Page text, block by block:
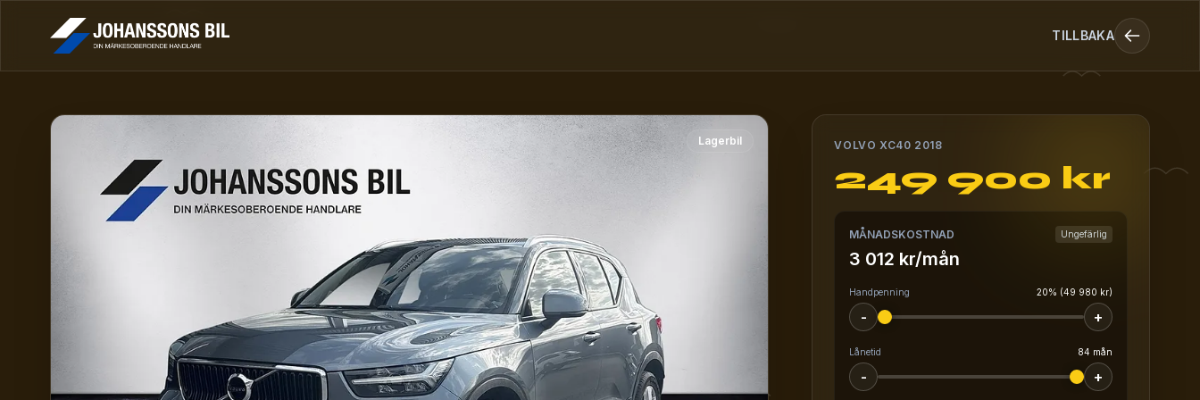
TILLBAKA
Volvo XC40 D4 AWD Momentum Intro Edition Helskinn Värmare Drag
Lagerbil VOLVO XC40 2018
249 900 kr
MÅNADSKOSTNAD Ungefärlig
3 012 kr/mån
Handpenning 20% (49 980 kr)
- +
Lånetid 84 mån
- +